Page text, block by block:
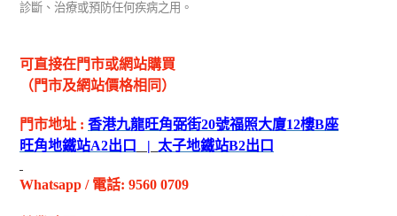
診斷、治療或預防任何疾病之用。
可直接在門市或網站購買
（門市及網站價格相同）
門市地址 : 香港九龍旺角弼街20號福照大廈12樓B座
旺角地鐵站A2出 口 | 太子地鐵站B2出 口
Whatsapp / 電話: 9560 0709